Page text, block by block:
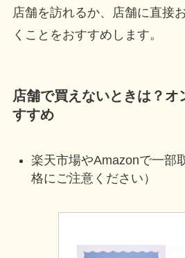
店舗を訪れるか、店舗に直接
くことをおすすめします。
店舗で買えないときは？オ
すすめ
楽天市場やAmazonで一部
格にご注意ください）